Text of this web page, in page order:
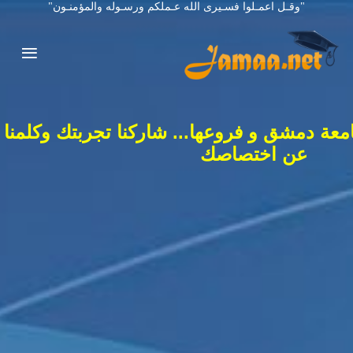
"وقـل اعمـلوا فسـيرى الله عـملكم ورسـوله والمؤمنـون"
دمشق و فروعها... شاركنا تجربتك وكلمنا
عن اختصاصك